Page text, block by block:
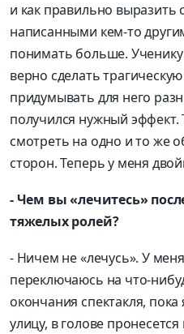
и как правильно
написанными кем-то
понимать больше.
верно сделать
придумывать для него
получился нужный эффект.
смотреть на одно и то же
сторон. Теперь у меня
- Чем вы «лечитесь»
тяжелых ролей?
- Ничем не «лечусь». У
переключаюсь на что-
окончания спектакля,
улицу, в голове